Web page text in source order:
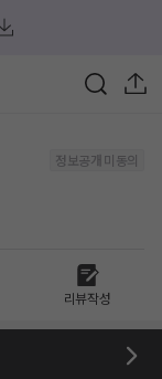
정보공개 미동의
리뷰작성